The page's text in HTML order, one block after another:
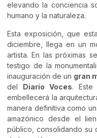
elevando la conciencia
humano y la naturaleza.
Esta exposición, que
diciembre, llega en un
artista. En las próximas
testigo de la
inauguración de un gran
del Diario Voces. Este
embellecerá la
manera definitiva como
amazónico desde el
público, consolidando su